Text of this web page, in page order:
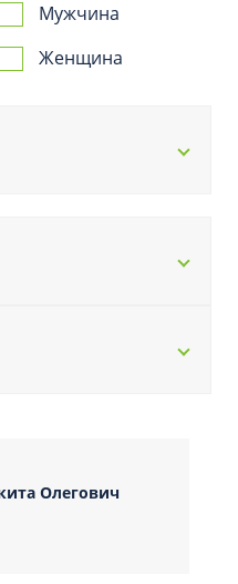
Мужчина
Женщина
Олегович